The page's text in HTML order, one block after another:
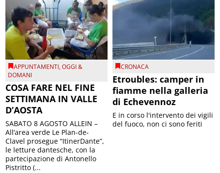
APPUNTAMENTI,OGGI &
DOMANI
COSA FARE NEL FINE
SETTIMANA IN VALLE
D’AOSTA
SABATO 8 AGOSTO ALLEIN –
All’area verde Le Plan-de-
Clavel prosegue “ItinerDante”,
le letture dantesche, con la
partecipazione di Antonello
Pistritto (...
CRONACA
Etroubles: camper in
fiamme nella galleria
di Echevennoz
E in corso l'intervento dei vigili
del fuoco, non ci sono feriti